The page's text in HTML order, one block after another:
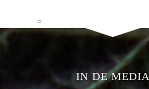
=
IN DE MEDIA